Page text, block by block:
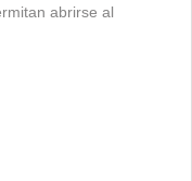
abrirse al